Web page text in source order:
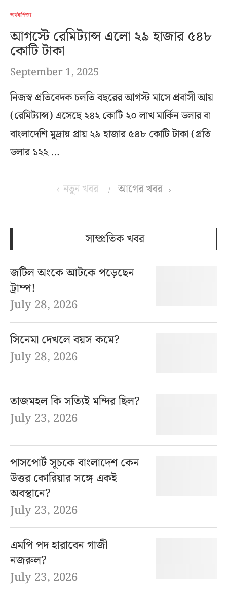
অর্থবাণিজ্য
আগস্টে রেমিট্যান্স এলো ২৯ হাজার ৫৪৮
কোটি টাকা
September 1, 2025
নিজস্ব প্রতিবেদক চলতি বছরের আগস্ট মাসে প্রবাসী আয়
(রেমিট্যান্স) এসেছে ২৪২ কোটি ২০ লাখ মার্কিন ডলার বা
বাংলাদেশি মুদ্রায় প্রায় ২৯ হাজার ৫৪৮ কোটি টাকা (প্রতি
ডলার ১২২ …
নতুন খবর আগের খবর
সাম্প্রতিক খবর
জটিল অংকে আটকে পড়েছেন
ট্রাম্প!
July 28, 2026
সিনেমা দেখলে বয়স কমে?
July 28, 2026
তাজমহল কি সত্যিই মন্দির ছিল?
July 23, 2026
পাসপোর্ট সূচকে বাংলাদেশ কেন
উত্তর কোরিয়ার সঙ্গে একই
অবস্থানে?
July 23, 2026
এমপি পদ হারাবেন গাজী
নজরুল?
July 23, 2026